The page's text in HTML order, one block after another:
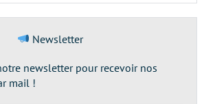
Newsletter
newsletter pour recevoir nos
mail !